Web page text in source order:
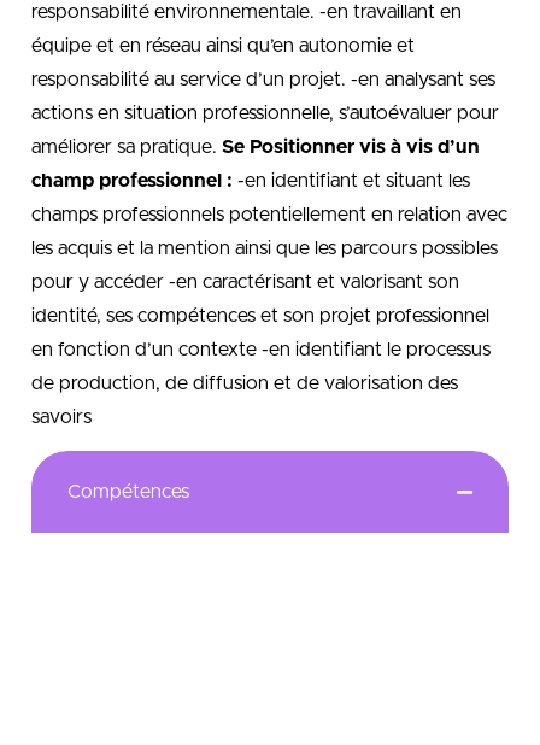
responsabilité environnementale. -en travaillant en
équipe et en réseau ainsi qu’en autonomie et
responsabilité au service d’un projet. -en analysant ses
actions en situation professionnelle, s’autoévaluer pour
améliorer sa pratique. Se Positionner vis à vis d’un
champ professionnel : -en identifiant et situant les
champs professionnels potentiellement en relation avec
les acquis et la mention ainsi que les parcours possibles
pour y accéder -en caractérisant et valorisant son
identité, ses compétences et son projet professionnel
en fonction d’un contexte -en identifiant le processus
de production, de diffusion et de valorisation des
savoirs
Compétences